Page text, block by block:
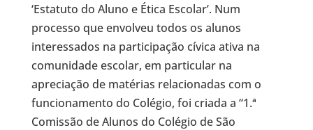
‘Estatuto do Aluno e Ética Escolar’. Num
processo que envolveu todos os alunos
interessados na participação cívica ativa na
comunidade escolar, em particular na
apreciação de matérias relacionadas com o
funcionamento do Colégio, foi criada a “1.ª
Comissão de Alunos do Colégio de São